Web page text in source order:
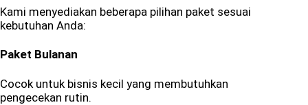
Kami menyediakan beberapa pilihan paket sesuai
kebutuhan Anda:
Paket Bulanan
Cocok untuk bisnis kecil yang membutuhkan
pengecekan rutin.